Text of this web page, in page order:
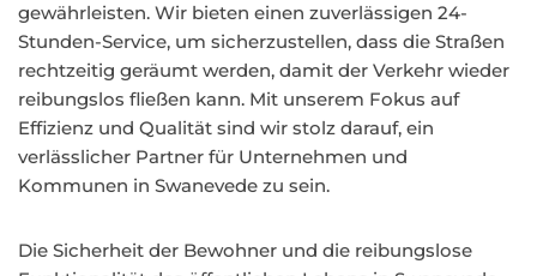
gewährleisten. Wir bieten einen zuverlässigen 24-
Stunden-Service, um sicherzustellen, dass die Straßen
rechtzeitig geräumt werden, damit der Verkehr wieder
reibungslos fließen kann. Mit unserem Fokus auf
Effizienz und Qualität sind wir stolz darauf, ein
verlässlicher Partner für Unternehmen und
Kommunen in Swanevede zu sein.
Die Sicherheit der Bewohner und die reibungslose